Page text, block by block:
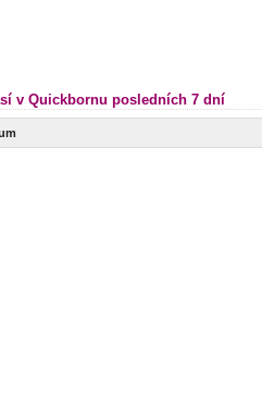
v Quickbornu posledních 7 dní